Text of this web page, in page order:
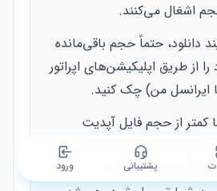
دانلود، حتماً حجم باقی‌مانده
از طریق اپلیکیشن‌های اپراتور
ایرانسل من) چک کنید.
از حجم فایل آپدیت
در میانه راه متوقف شده و
شارژ پولی سیم‌کارت،
پشتیبانی ورود